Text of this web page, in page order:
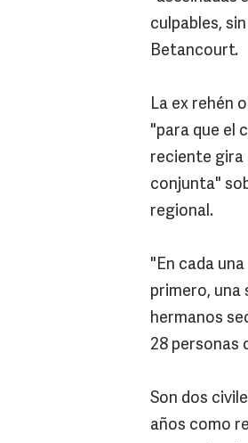
culpables,
Betancourt.
La ex rehén
"para que el
reciente gira
conjunta"
regional.
"En cada
primero, una
hermanos
28 personas
Son dos
años como